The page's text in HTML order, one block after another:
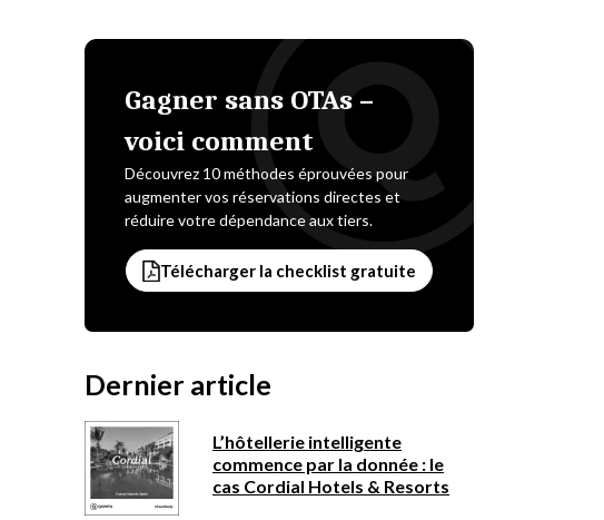
Gagner sans OTAs –
voici comment
Découvrez 10 méthodes éprouvées pour
augmenter vos réservations directes et
réduire votre dépendance aux tiers.
Télécharger la checklist gratuite
Dernier article
L’hôtellerie intelligente
commence par la donnée : le
cas Cordial Hotels & Resorts